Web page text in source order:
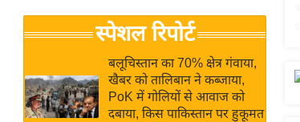
Breaking
News in
Hindi
जगत
राय
बजट
स्पेशल रिपोर्ट
बलूचिस्तान का 70% क्षेत्र गंवाया,
खैबर को तालिबान ने कब्जाया,
PoK में गोलियों से आवाज को
दबाया, किस पाकिस्तान पर हुकूमत